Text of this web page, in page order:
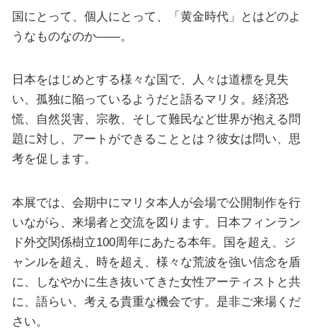
国にとって、個人にとって、「黄金時代」とはどのよ
うなものなのか――。
日本をはじめとする様々な国で、人々は道標を見失
い、孤独に陥っているようだと語るマリタ。経済恐
慌、自然災害、宗教、そして難民など世界が抱える問
題に対し、アートができることとは？彼女は問い、思
考を促します。
本展では、会期中にマリタ本人が会場で公開制作を行
いながら、来場者と交流を図ります。日本フィンラン
ド外交関係樹立100周年にあたる本年。国を超え、ジ
ャンルを超え、時を超え、様々な荒波を強い信念を盾
に、しなやかに生き抜いてきた女性アーティストと共
に、語らい、考える貴重な機会です。是非ご来場くだ
さい。